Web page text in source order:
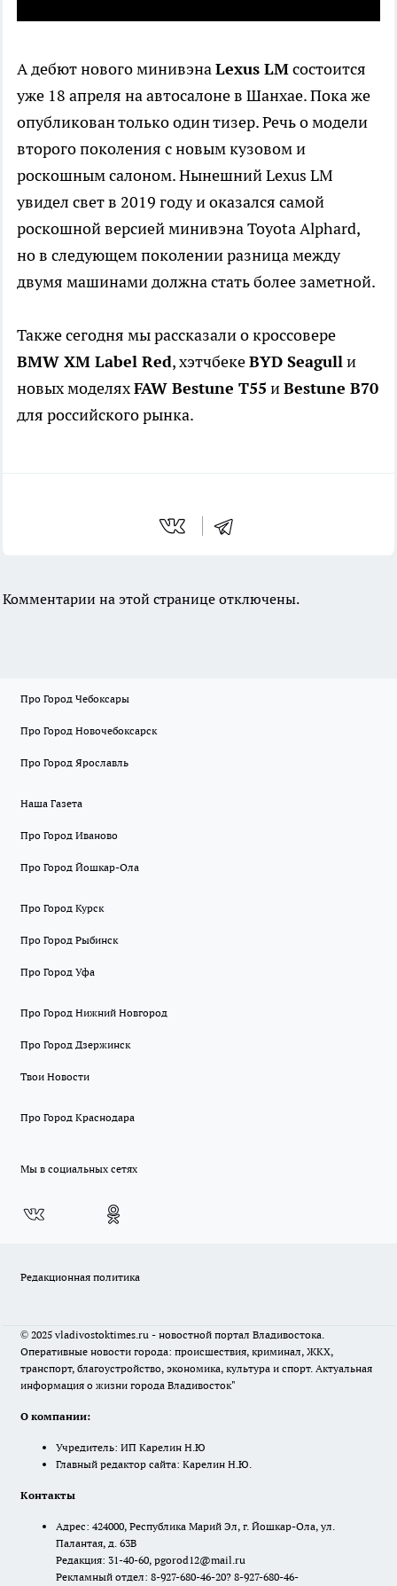
А дебют нового минивэнаLexus LMсостоится
уже 18 апреля на автосалоне в Шанхае. Пока же
опубликован только один тизер. Речь о модели
второго поколения c новым кузовом и
роскошным салоном. Нынешний Lexus LM
увидел свет в 2019 году и оказался самой
роскошной версией минивэна Toyota Alphard,
но в следующем поколении разница между
двумя машинами должна стать более заметной.
Также сегодня мы рассказали о кроссовере
BMW XM Label Red, хэтчбекеBYD Seagullи
новых моделяхFAW Bestune T55 иBestune B70
для российского рынка.
Комментарии на этой странице отключены.
Про Город Чебоксары
Про Город Новочебоксарск
Про Город Ярославль
Наша Газета
Про Город Иваново
Про Город Йошкар-Ола
Про Город Курск
Про Город Рыбинск
Про Город Уфа
Про Город Нижний Новгород
Про Город Дзержинск
Твои Новости
Про Город Краснодара
Мы в социальных сетях
Редакционная политика
© 2025 vladivostoktimes.ru - новостной портал Владивостока.
Оперативные новости города: происшествия, криминал, ЖКХ,
транспорт, благоустройство, экономика, культура и спорт. Актуальная
информация о жизни города Владивосток"
О компании:
Учредитель: ИП Карелин Н.Ю
Главный редактор сайта: Карелин Н.Ю.
Контакты
Адрес: 424000, Республика Марий Эл, г. Йошкар-Ола, ул.
Палантая, д. 63В
Редакция: 31-40-60, pgorod12@mail.ru
Рекламный отдел: 8-927-680-46-20? 8-927-680-46-